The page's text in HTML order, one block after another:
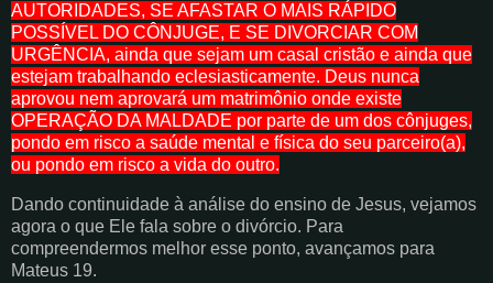
AUTORIDADES, SE AFASTAR O MAIS RÁPIDO
POSSÍVEL DO CÔNJUGE, E SE DIVORCIAR COM
URGÊNCIA, ainda que sejam um casal cristão e ainda que
estejam trabalhando eclesiasticamente. Deus nunca
aprovou nem aprovará um matrimônio onde existe
OPERAÇÃO DA MALDADE por parte de um dos cônjuges,
pondo em risco a saúde mental e física do seu parceiro(a),
ou pondo em risco a vida do outro.
Dando continuidade à análise do ensino de Jesus, vejamos
agora o que Ele fala sobre o divórcio. Para
compreendermos melhor esse ponto, avançamos para
Mateus 19.